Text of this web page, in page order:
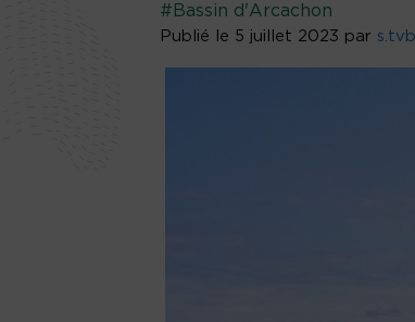
#Bassin d'Arcachon
Publié le 5 juillet 2023 par